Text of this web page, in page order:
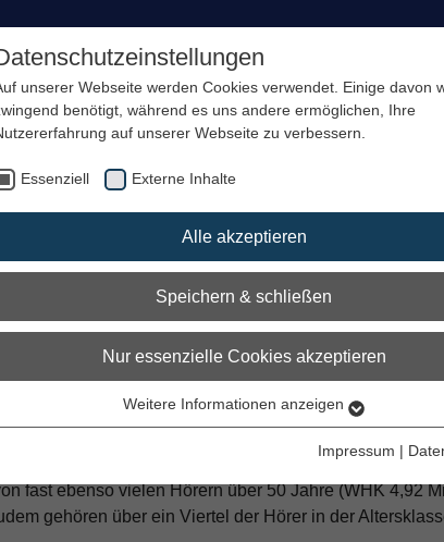
unseren Audio-
bringt Ihre Botschaft direkt ins Ohr.
bei allen Altersgruppen äußerst beliebt:
zum Weitesten Hörerkreis (WHK), was
ein Audio-Angebot (klassisch oder online) genutzt
von 14-49 Jahren und von 34,34 Millionen Hörern in
fast ebenso vielen Hörern über 50 Jahre (WHK 4,92
gehören über ein Viertel der Hörer in der
unserer Webseite werden Cookies verwendet. Einige davon
benötigt, während es uns andere ermöglichen, Ihre
auf unserer Webseite zu verbessern.
Essenziell Externe Inhalte
Alle akzeptieren
Speichern & schließen
Nur essenzielle Cookies akzeptieren
Essenzielle Cookies werden für grundlegende Funktionen der
einwandfrei funktioniert.
Weitere Informationen anzeigen
Impressum |